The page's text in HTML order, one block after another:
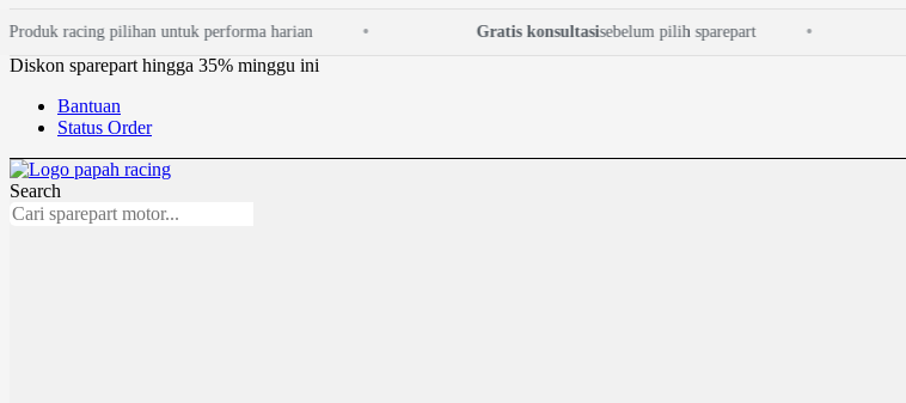
ke
konten
racing pilihan untuk performa harian Gratis konsultasisebelum pilih sparepart
Diskon sparepart hingga 35% minggu ini
Bantuan
Status Order
Search